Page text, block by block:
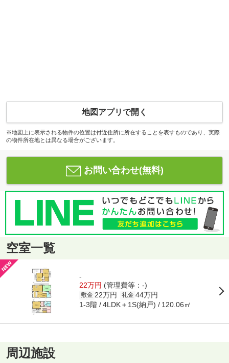
地図アプリで開く
※地図上に表示される物件の位置は付近住所に所在することを表すものであり、実際
の物件所在地とは異なる場合がございます。
お問い合わせ(無料)
空室一覧
-
22万円 (管理費等：-)
敷金 22万円 礼金 44万円
1-3階 4LDK＋1S(納戸) 120.06㎡
周辺施設